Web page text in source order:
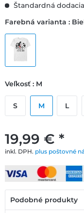
19,99 € *
inkl. DPH. plus poštovné
Štandardná
Farebná varianta :
Veľkosť : M
S M L
Podobné produkty